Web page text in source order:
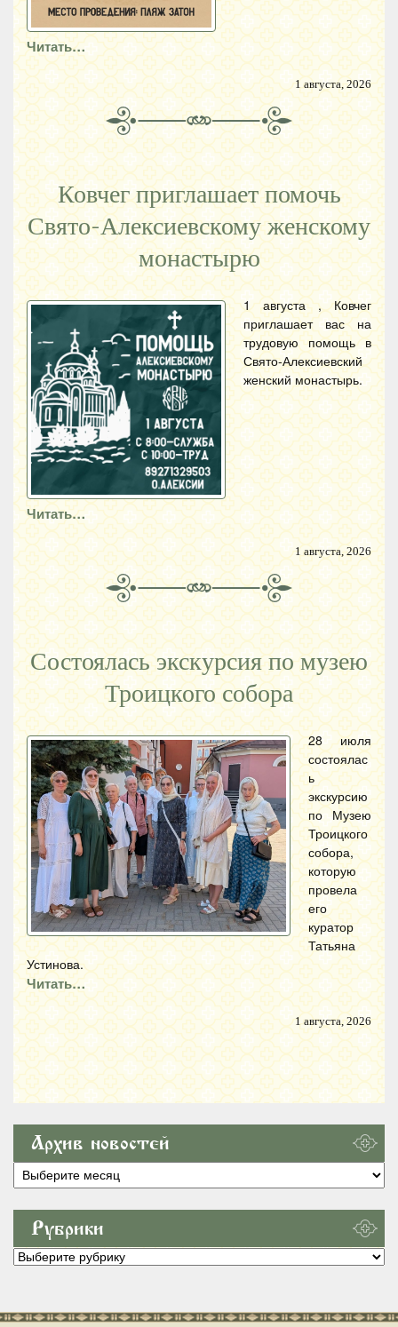
Читать…
1 августа, 2026
Ковчег приглашает помочь
Свято-Алексиевскому женскому
монастырю
1 августа , Ковчег
приглашает вас на
трудовую помощь в
Свято-Алексиевский
женский монастырь.
Читать…
1 августа, 2026
Состоялась экскурсия по музею
Троицкого собора
28 июля
состоялас
ь
экскурсию
по Музею
Троицкого
собора,
которую
провела
его
куратор
Татьяна
Устинова.
Читать…
1 августа, 2026
Архив новостей
Архив
новостей
Рубрики
Рубрики